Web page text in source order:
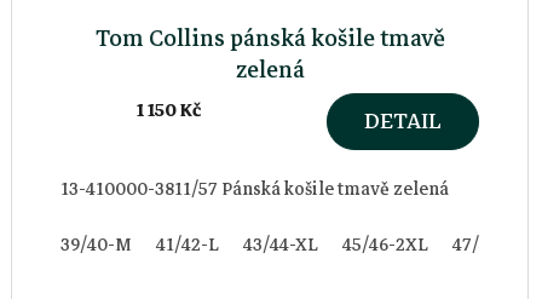
Tom Collins pánská košile tmavě
zelená
1 150 Kč DETAIL
13-410000-3811/57 Pánská košile tmavě zelená
39/40-M
41/42-L 43/44-XL 45/46-2XL 47/48-3XL